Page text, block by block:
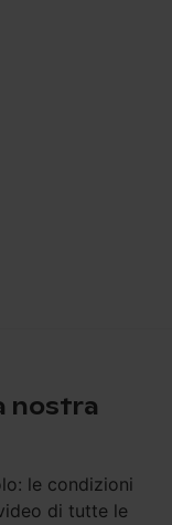
nostra
le condizioni
di tutte le